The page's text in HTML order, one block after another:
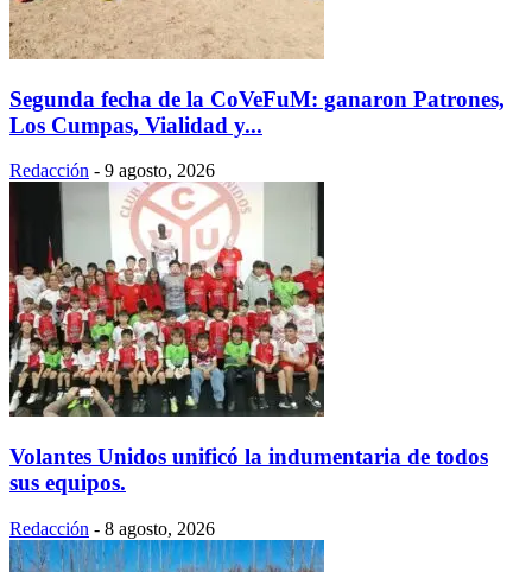
Segunda fecha de la CoVeFuM: ganaron Patrones,
Los Cumpas, Vialidad y...
Redacción - 9 agosto, 2026
Volantes Unidos unificó la indumentaria de todos
sus equipos.
Redacción - 8 agosto, 2026